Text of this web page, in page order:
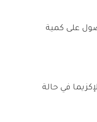
على كمية
في حالة